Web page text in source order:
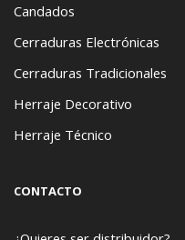
Candados
Cerraduras Electrónicas
Cerraduras Tradicionales
Herraje Decorativo
Herraje Técnico
CONTACTO